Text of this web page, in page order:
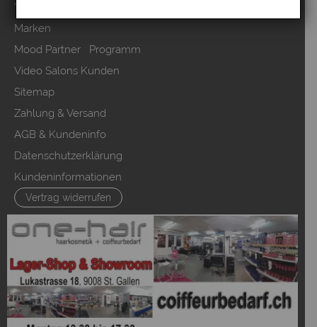
Video`s
Marken
Mood Partner Programm
Video Salons Kunden
Sitemap
Zahlung & Versand
AGB & Kundeninfo
Datenschutzerklärung
Kundeninformationen
Vertrag widerrufen